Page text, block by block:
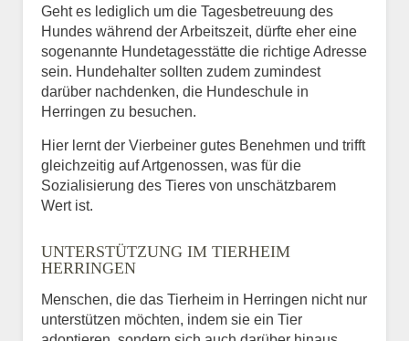
Geht es lediglich um die Tagesbetreuung des
Hundes während der Arbeitszeit, dürfte eher eine
sogenannte Hundetagesstätte die richtige Adresse
sein. Hundehalter sollten zudem zumindest
darüber nachdenken, die Hundeschule in
Herringen zu besuchen.
Hier lernt der Vierbeiner gutes Benehmen und trifft
gleichzeitig auf Artgenossen, was für die
Sozialisierung des Tieres von unschätzbarem
Wert ist.
UNTERSTÜTZUNG IM TIERHEIM
HERRINGEN
Menschen, die das Tierheim in Herringen nicht nur
unterstützen möchten, indem sie ein Tier